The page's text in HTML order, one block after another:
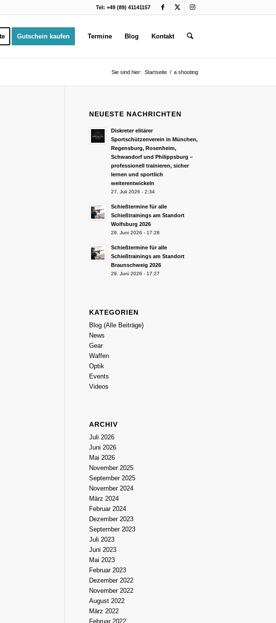
Tel: +49 (89) 41141157
Gutschein kaufen Termine Blog Kontakt
Sie sind hier: Startseite / a shooting
NEUESTE NACHRICHTEN
Diskreter elitärer
Sportschützenverein in München,
Regensburg, Rosenheim,
Schwandorf und Philippsburg –
professionell trainieren, sicher
lernen und sportlich
weiterentwickeln
27. Juli 2026 - 2:34
Schießtermine für alle
Schießtrainings am Standort
Wolfsburg 2026
29. Juni 2026 - 17:28
Schießtermine für alle
Schießtrainings am Standort
Braunschweig 2026
29. Juni 2026 - 17:27
KATEGORIEN
Blog (Alle Beiträge)
News
Gear
Waffen
Optik
Events
Videos
ARCHIV
Juli 2026
Juni 2026
Mai 2026
November 2025
September 2025
November 2024
März 2024
Februar 2024
Dezember 2023
September 2023
Juli 2023
Juni 2023
Mai 2023
Februar 2023
Dezember 2022
November 2022
August 2022
März 2022
Februar 2022